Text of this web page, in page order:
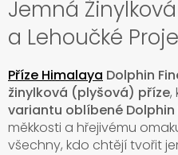
Jemná Žinylková
a Lehoučké
Příze Himalaya Dolphin
žinylková (plyšová) příze,
variantu oblíbené Dolphin
měkkosti a hřejivému
všechny, kdo chtějí tvořit